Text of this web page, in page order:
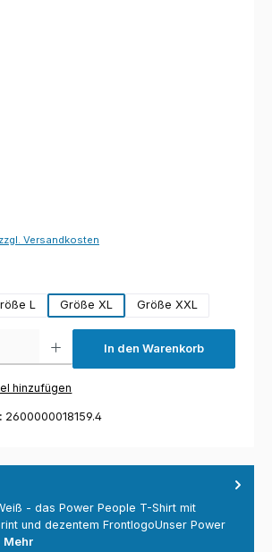
Versandkosten
L Größe XL Größe XXL
den gewünschten Wert ein oder benutze die
In den Warenkorb
hinzufügen
2600000018159.4
- das Power People T-Shirt mit
und dezentem FrontlogoUnser Power
Mehr